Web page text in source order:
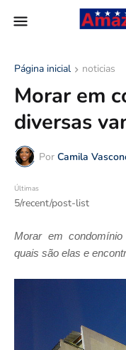
Página inicial noticias
Morar em
diversas
Por Camila
Últimas
5/recent/post-list
Morar em
quais são elas e